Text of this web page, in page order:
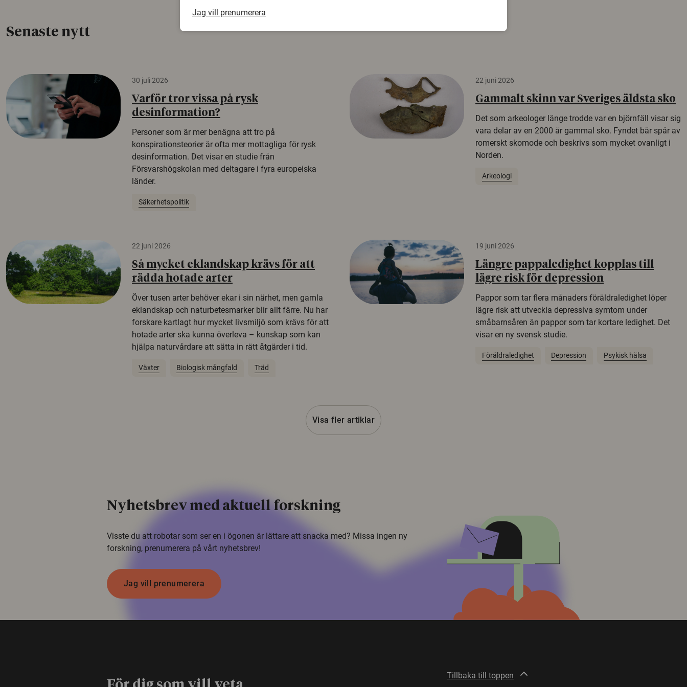
Senaste nytt
30 juli 2026
Varför tror vissa på rysk
desinformation?
Personer som är mer benägna att tro på
konspirationsteorier är ofta mer mottagliga för rysk
desinformation. Det visar en studie från
Försvarshögskolan med deltagare i fyra europeiska
länder.
Säkerhetspolitik
22 juni 2026
Gammalt skinn var Sveriges äldsta sko
Det som arkeologer länge trodde var en björnfäll visar sig
vara delar av en 2000 år gammal sko. Fyndet bär spår av
romerskt skomode och beskrivs som mycket ovanligt i
Norden.
Arkeologi
22 juni 2026
Så mycket eklandskap krävs för att
rädda hotade arter
Över tusen arter behöver ekar i sin närhet, men gamla
eklandskap och naturbetesmarker blir allt färre. Nu har
forskare kartlagt hur mycket livsmiljö som krävs för att
hotade arter ska kunna överleva – kunskap som kan
hjälpa naturvårdare att sätta in rätt åtgärder i tid.
Växter Biologisk mångfald Träd
19 juni 2026
Längre pappaledighet kopplas till
lägre risk för depression
Pappor som tar flera månaders föräldraledighet löper
lägre risk att utveckla depressiva symtom under
småbarnsåren än pappor som tar kortare ledighet. Det
visar en ny svensk studie.
Föräldraledighet Depression Psykisk hälsa
Visa fler artiklar
Nyhetsbrev med aktuell forskning
Visste du att robotar som ser en i ögonen är lättare att snacka med? Missa ingen ny
forskning, prenumerera på vårt nyhetsbrev!
Jag vill prenumerera
Tillbaka till toppen
Jag vill prenumerera